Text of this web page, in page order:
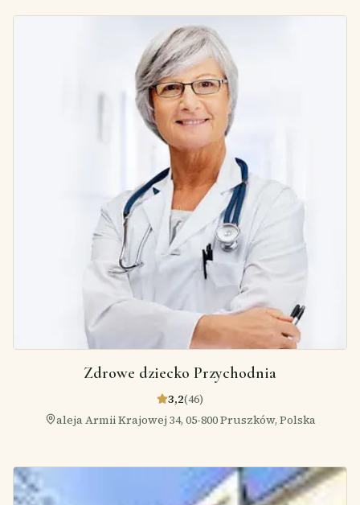
Zdrowe dziecko Przychodnia
3,2(46)
aleja Armii Krajowej 34, 05-800 Pruszków, Polska